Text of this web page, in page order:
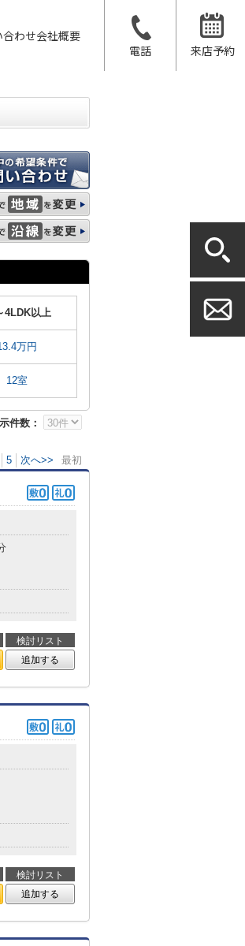
合わせ会社概要
電話
来店予約
4LDK以上
万円
12室
件数：
5 次へ>> 最初
検討リスト
追加する
検討リスト
追加する